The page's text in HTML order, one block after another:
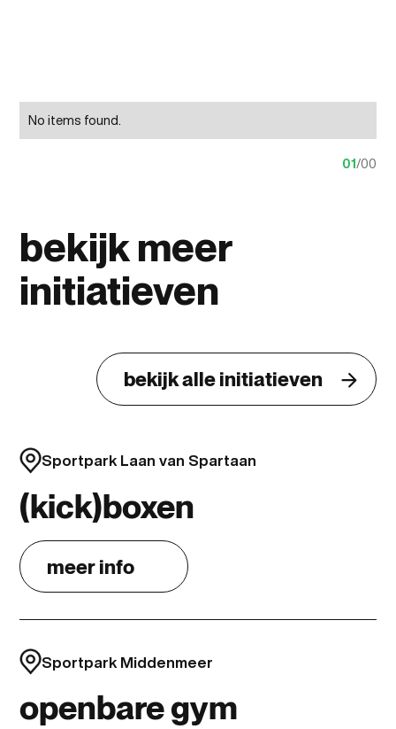
No items found.
01/00
bekijk meer
initiatieven
bekijk alle initiatieven
Sportpark Laan van Spartaan
(kick)boxen
meer info
Sportpark Middenmeer
openbare gym